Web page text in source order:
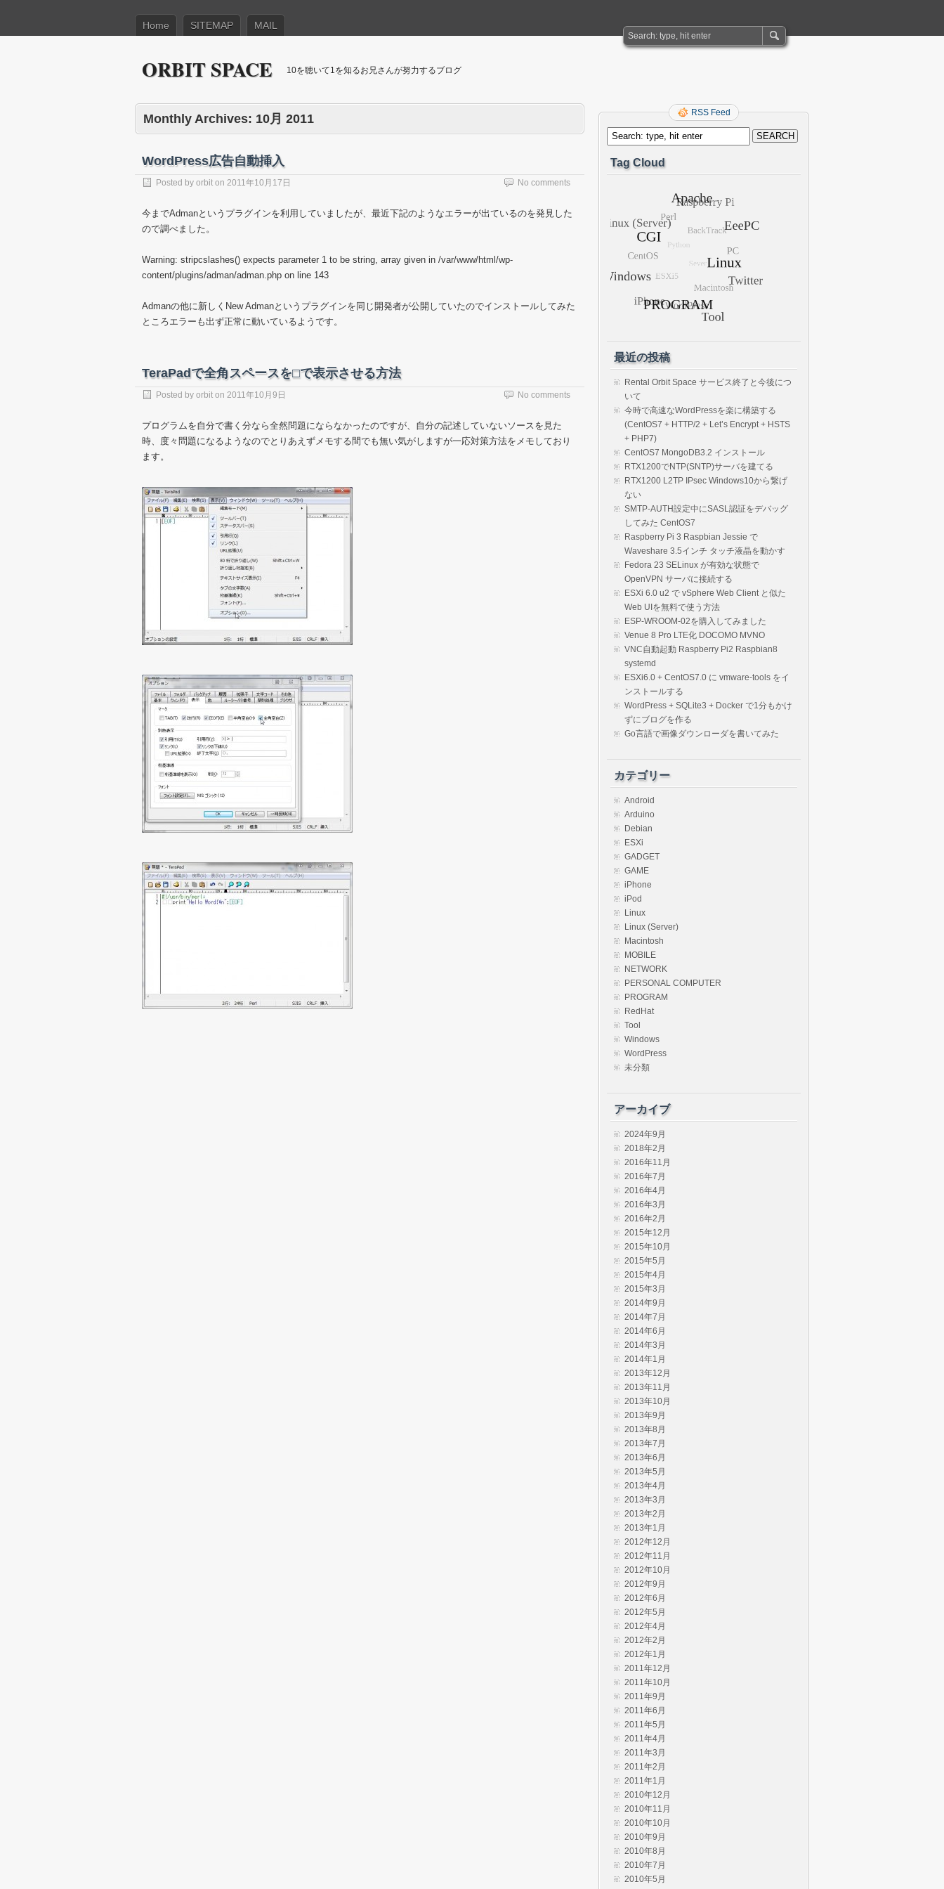
Home SITEMAP MAIL
ORBIT SPACE 10を聴いて1を知るお兄さんが努力するブログ
Monthly Archives: 10月 2011
WordPress広告自動挿入
Posted by orbit on 2011年10月17日 No comments
今までAdmanというプラグインを利用していましたが、最近下記のようなエラーが出ているのを発見した
ので調べました。
Warning: stripcslashes() expects parameter 1 to be string, array given in /var/www/html/wp-
content/plugins/adman/adman.php on line 143
Admanの他に新しくNew Admanというプラグインを同じ開発者が公開していたのでインストールしてみた
ところエラーも出ず正常に動いているようです。
TeraPadで全角スペースを□で表示させる方法
Posted by orbit on 2011年10月9日 No comments
プログラムを自分で書く分なら全然問題にならなかったのですが、自分の記述していないソースを見た
時、度々問題になるようなのでとりあえずメモする間でも無い気がしますが一応対策方法をメモしており
ます。
RSS Feed
Tag Cloud
最近の投稿
Rental Orbit Space サービス終了と今後につ
いて
今時で高速なWordPressを楽に構築する
(CentOS7 + HTTP/2 + Let’s Encrypt + HSTS
+ PHP7)
CentOS7 MongoDB3.2 インストール
RTX1200でNTP(SNTP)サーバを建てる
RTX1200 L2TP IPsec Windows10から繋げ
ない
SMTP-AUTH設定中にSASL認証をデバッグ
してみた CentOS7
Raspberry Pi 3 Raspbian Jessie で
Waveshare 3.5インチ タッチ液晶を動かす
Fedora 23 SELinux が有効な状態で
OpenVPN サーバに接続する
ESXi 6.0 u2 で vSphere Web Client と似た
Web UIを無料で使う方法
ESP-WROOM-02を購入してみました
Venue 8 Pro LTE化 DOCOMO MVNO
VNC自動起動 Raspberry Pi2 Raspbian8
systemd
ESXi6.0 + CentOS7.0 に vmware-tools をイ
ンストールする
WordPress + SQLite3 + Docker で1分もかけ
ずにブログを作る
Go言語で画像ダウンローダを書いてみた
カテゴリー
Android
Arduino
Debian
ESXi
GADGET
GAME
iPhone
iPod
Linux
Linux (Server)
Macintosh
MOBILE
NETWORK
PERSONAL COMPUTER
PROGRAM
RedHat
Tool
Windows
WordPress
未分類
アーカイブ
2024年9月
2018年2月
2016年11月
2016年7月
2016年4月
2016年3月
2016年2月
2015年12月
2015年10月
2015年5月
2015年4月
2015年3月
2014年9月
2014年7月
2014年6月
2014年3月
2014年1月
2013年12月
2013年11月
2013年10月
2013年9月
2013年8月
2013年7月
2013年6月
2013年5月
2013年4月
2013年3月
2013年2月
2013年1月
2012年12月
2012年11月
2012年10月
2012年9月
2012年6月
2012年5月
2012年4月
2012年2月
2012年1月
2011年12月
2011年10月
2011年9月
2011年6月
2011年5月
2011年4月
2011年3月
2011年2月
2011年1月
2010年12月
2010年11月
2010年10月
2010年9月
2010年8月
2010年7月
2010年5月